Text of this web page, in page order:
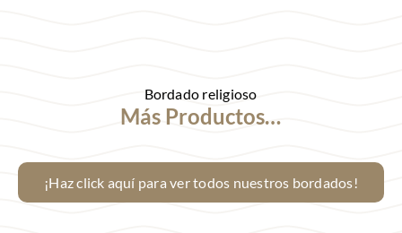
Bordado religioso
Más Productos…
¡Haz click aquí para ver todos nuestros bordados!